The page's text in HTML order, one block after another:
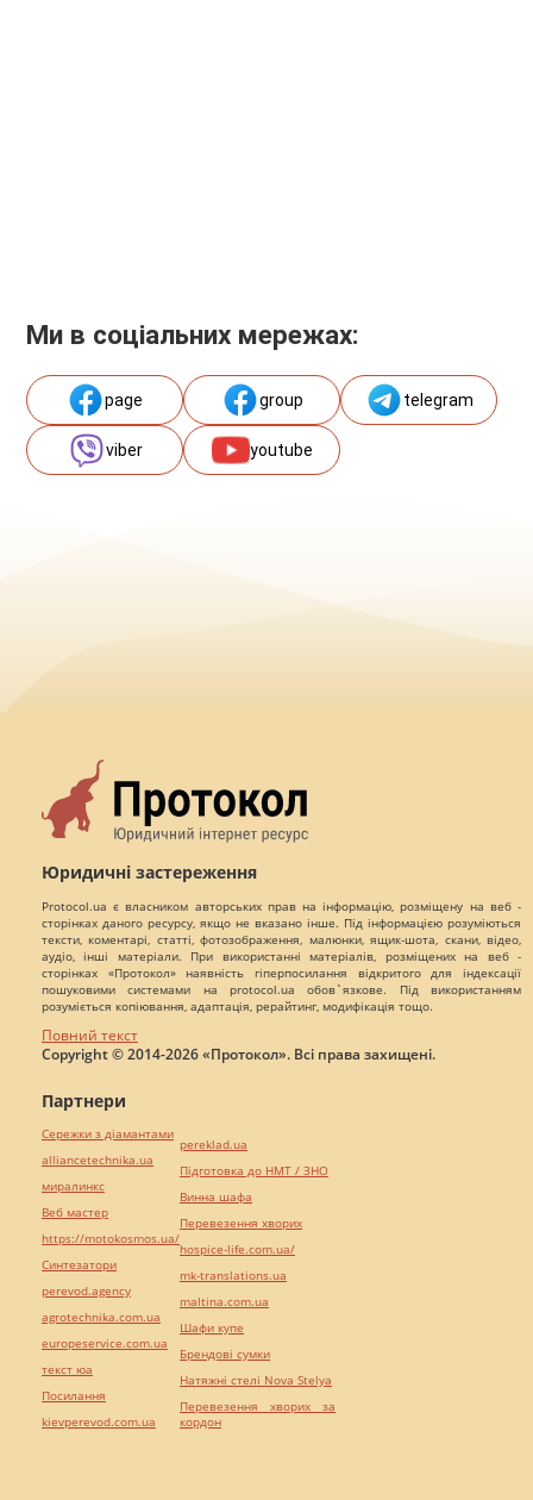
Ми в соціальних мережах:
page group telegram
viber youtube
Юридичні застереження
Protocol.ua є власником авторських прав на інформацію, розміщену на веб -
сторінках даного ресурсу, якщо не вказано інше. Під інформацією розуміються
тексти, коментарі, статті, фотозображення, малюнки, ящик-шота, скани, відео,
аудіо, інші матеріали. При використанні матеріалів, розміщених на веб -
сторінках «Протокол» наявність гіперпосилання відкритого для індексації
пошуковими системами на protocol.ua обов`язкове. Під використанням
розуміється копіювання, адаптація, рерайтинг, модифікація тощо.
Повний текст
Copyright © 2014-2026 «Протокол». Всі права захищені.
Партнери
Сережки з діамантами
alliancetechnika.ua
миралинкс
Веб мастер
https://motokosmos.ua/
Синтезатори
perevod.agency
agrotechnika.com.ua
europeservice.com.ua
текст юа
Посилання
kievperevod.com.ua
pereklad.ua
Підготовка до НМТ / ЗНО
Винна шафа
Перевезення хворих
hospice-life.com.ua/
mk-translations.ua
maltina.com.ua
Шафи купе
Брендові сумки
Натяжні стелі Nova Stelya
Перевезення хворих за
кордон